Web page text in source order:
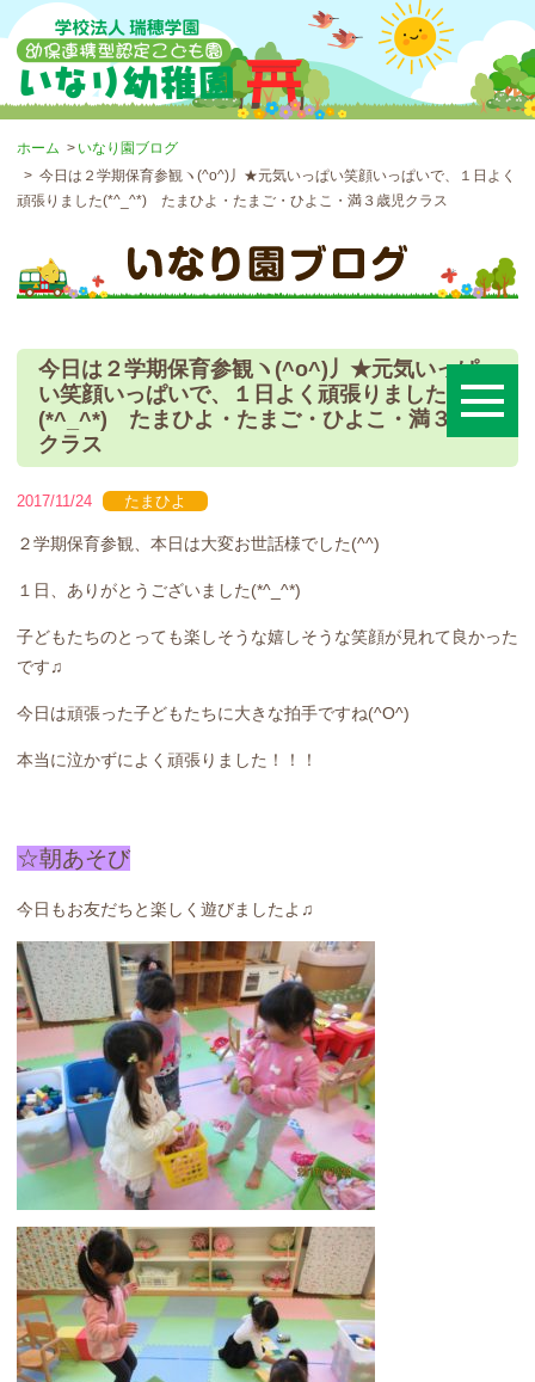
ホーム
いなり園ブログ
今日は２学期保育参観ヽ(^o^)丿★元気いっぱい笑顔いっぱいで、１日よく
頑張りました(*^_^*) たまひよ・たまご・ひよこ・満３歳児クラス
今日は２学期保育参観ヽ(^o^)丿★元気いっぱ
い笑顔いっぱいで、１日よく頑張りました
(*^_^*) たまひよ・たまご・ひよこ・満３歳児
クラス
2017/11/24 たまひよ
２学期保育参観、本日は大変お世話様でした(^^)
１日、ありがとうございました(*^_^*)
子どもたちのとっても楽しそうな嬉しそうな笑顔が見れて良かった
です♫
今日は頑張った子どもたちに大きな拍手ですね(^O^)
本当に泣かずによく頑張りました！！！
☆朝あそび
今日もお友だちと楽しく遊びましたよ♫